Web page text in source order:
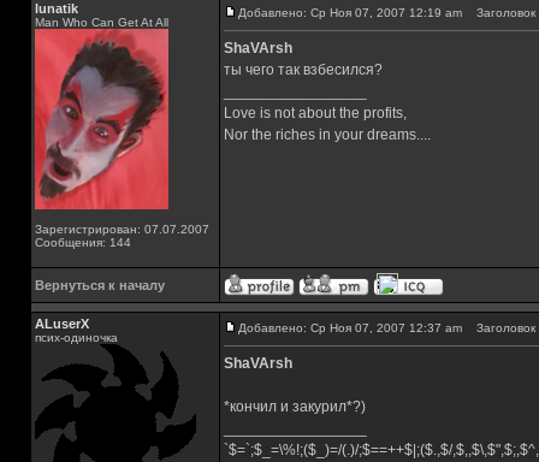
lunatik
Man Who Can Get At All
Зарегистрирован: 07.07.2007
Сообщения: 144
Добавлено: Ср Ноя 07, 2007 12:19 am
ShaVArsh
ты чего так взбесился?
Love is not about the profits,
Nor the riches in your dreams....
Вернуться к началу
ALuserX
псих-одиночка
Добавлено: Ср Ноя 07, 2007 12:37 am
ShaVArsh
*кончил и закурил*?)
`$=`;$_=\%!;($_)=/(.)/;$==++$|;($.,$/